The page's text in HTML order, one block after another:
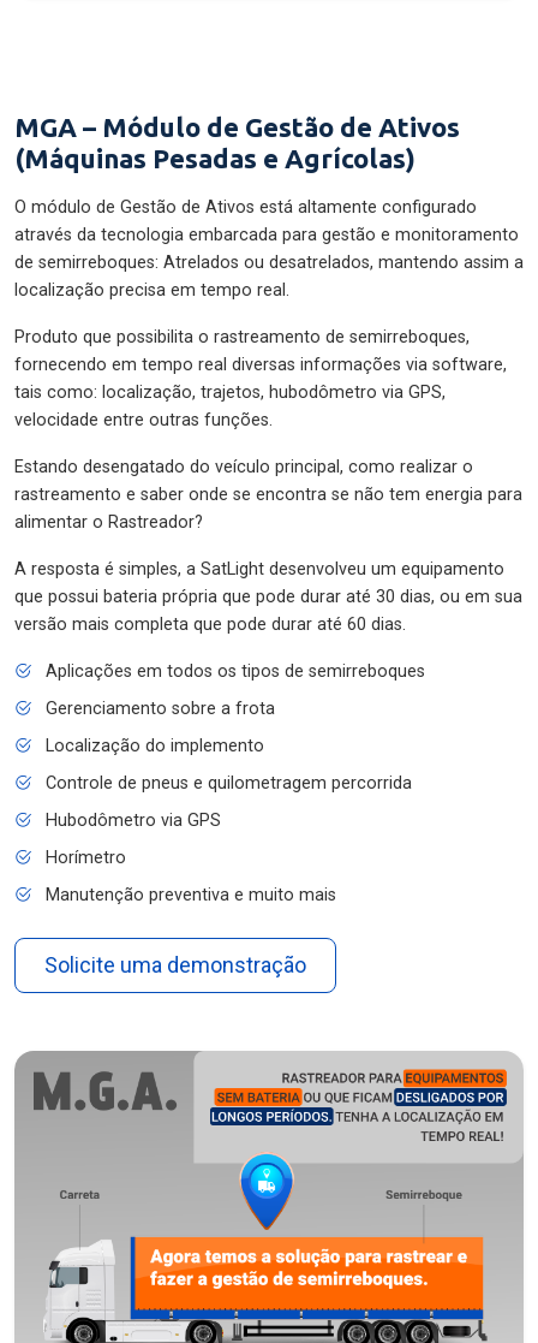
MGA – Módulo de Gestão de Ativos
(Máquinas Pesadas e Agrícolas)
O módulo de Gestão de Ativos está altamente configurado
através da tecnologia embarcada para gestão e monitoramento
de semirreboques: Atrelados ou desatrelados, mantendo assim a
localização precisa em tempo real.
Produto que possibilita o rastreamento de semirreboques,
fornecendo em tempo real diversas informações via software,
tais como: localização, trajetos, hubodômetro via GPS,
velocidade entre outras funções.
Estando desengatado do veículo principal, como realizar o
rastreamento e saber onde se encontra se não tem energia para
alimentar o Rastreador?
A resposta é simples, a SatLight desenvolveu um equipamento
que possui bateria própria que pode durar até 30 dias, ou em sua
versão mais completa que pode durar até 60 dias.
Aplicações em todos os tipos de semirreboques
Gerenciamento sobre a frota
Localização do implemento
Controle de pneus e quilometragem percorrida
Hubodômetro via GPS
Horímetro
Manutenção preventiva e muito mais
Solicite uma demonstração